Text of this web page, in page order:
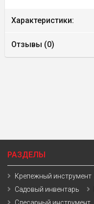
Характеристики:
Отзывы (0)
РАЗДЕЛЫ
Крепежный инструмент
Садовый инвентарь
Слесарный инструмент